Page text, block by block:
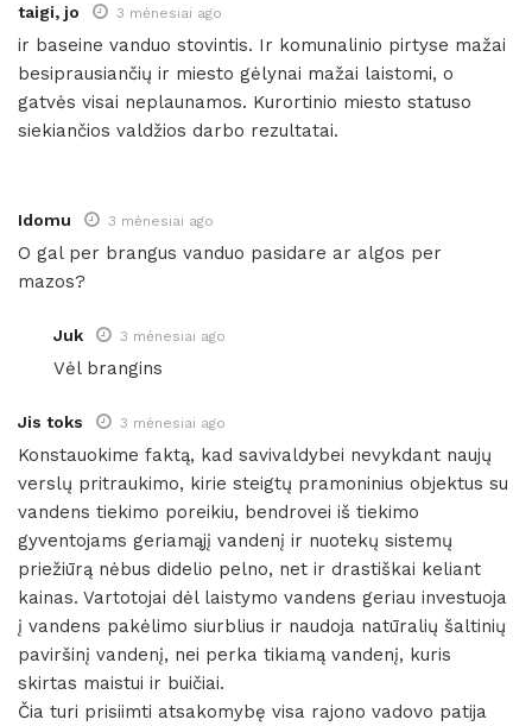
taigi, jo 3 mėnesiai ago
ir baseine vanduo stovintis. Ir komunalinio pirtyse mažai
besiprausiančių ir miesto gėlynai mažai laistomi, o
gatvės visai neplaunamos. Kurortinio miesto statuso
siekiančios valdžios darbo rezultatai.
Idomu 3 mėnesiai ago
O gal per brangus vanduo pasidare ar algos per
mazos?
Juk 3 mėnesiai ago
Vėl brangins
Jis toks 3 mėnesiai ago
Konstauokime faktą, kad savivaldybei nevykdant naujų
verslų pritraukimo, kirie steigtų pramoninius objektus su
vandens tiekimo poreikiu, bendrovei iš tiekimo
gyventojams geriamąjį vandenį ir nuotekų sistemų
priežiūrą nėbus didelio pelno, net ir drastiškai keliant
kainas. Vartotojai dėl laistymo vandens geriau investuoja
į vandens pakėlimo siurblius ir naudoja natūralių šaltinių
paviršinį vandenį, nei perka tikiamą vandenį, kuris
skirtas maistui ir buičiai.
Čia turi prisiimti atsakomybę visa rajono vadovo patija